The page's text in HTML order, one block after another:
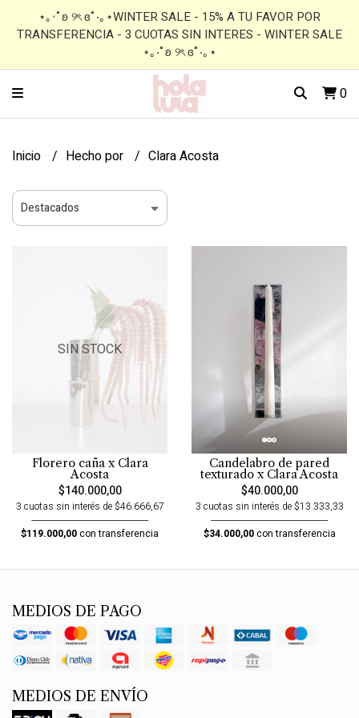
⋆｡‧˚ʚ ୨ৎ ɞ˚‧｡⋆WINTER SALE - 15% A TU FAVOR POR
TRANSFERENCIA - 3 CUOTAS SIN INTERES - WINTER SALE
⋆｡‧˚ʚ ୨ৎ ɞ˚‧｡⋆
0
Inicio Hecho por Clara Acosta
SIN STOCK
Florero caña x Clara
Acosta
$140.000,00
3 cuotas sin interés de $46.666,67
$119.000,00con transferencia
Candelabro de pared
texturado x Clara Acosta
$40.000,00
3 cuotas sin interés de $13.333,33
$34.000,00con transferencia
MEDIOS DE PAGO
MEDIOS DE ENVÍO